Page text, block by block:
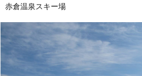
赤倉温泉スキー場